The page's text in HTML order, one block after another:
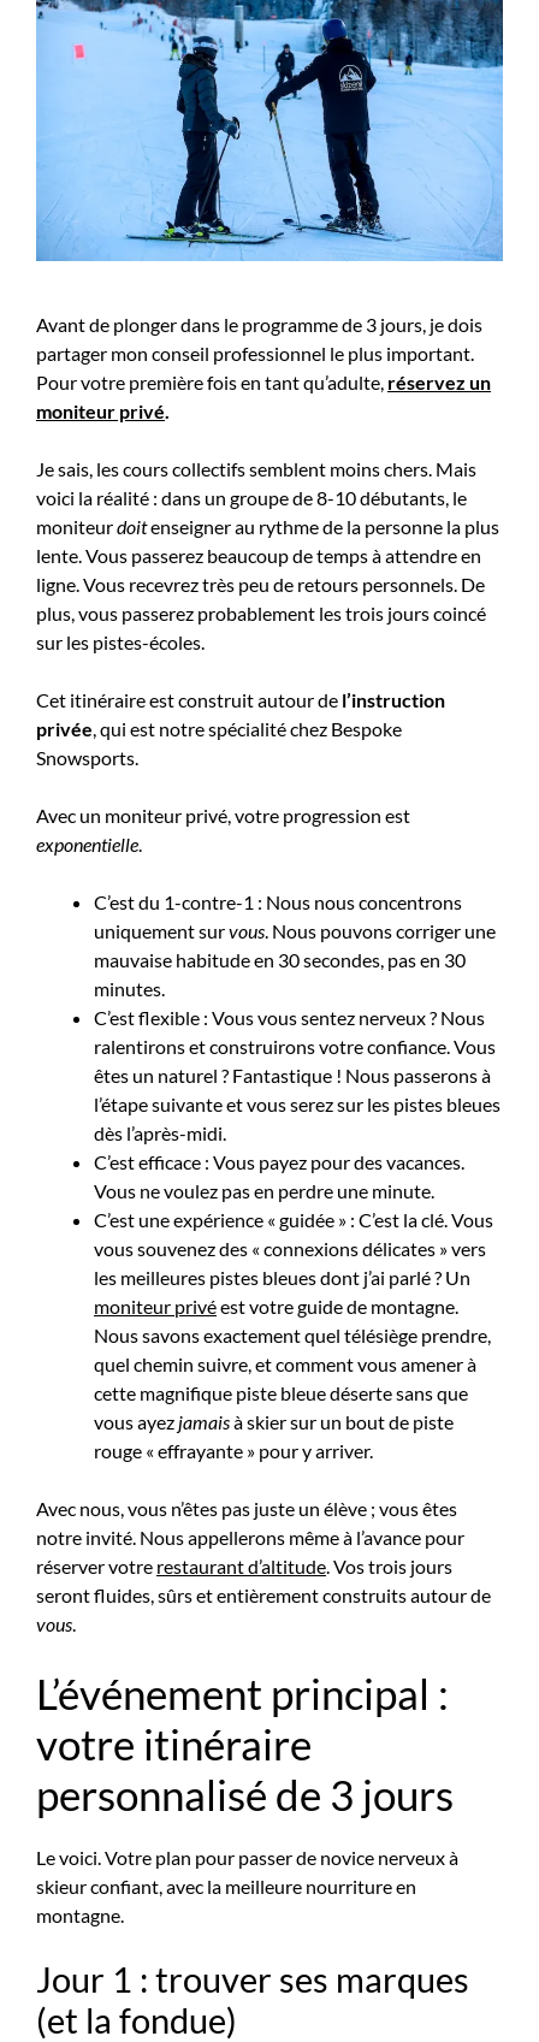
Avant de plonger dans le programme de 3 jours, je dois
partager mon conseil professionnel le plus important.
Pour votre première fois en tant qu’adulte, réservez un
moniteur privé
Je sais, les cours collectifs semblent moins chers. Mais
voici la réalité : dans un groupe de 8-10 débutants, le
moniteurdoitenseigner au rythme de la personne la plus
lente. Vous passerez beaucoup de temps à attendre en
ligne. Vous recevrez très peu de retours personnels. De
plus, vous passerez probablement les trois jours coincé
sur les pistes-écoles.
Cet itinéraire est construit autour de l’instruction
privée , qui est notre spécialité chez Bespoke
Snowsports.
Avec un moniteur privé, votre progression est
exponentielle
C’est du 1-contre-1 : Nous nous concentrons
uniquement survous . Nous pouvons corriger une
mauvaise habitude en 30 secondes, pas en 30
minutes.
C’est flexible : Vous vous sentez nerveux ? Nous
ralentirons et construirons votre confiance. Vous
êtes un naturel ? Fantastique ! Nous passerons à
l’étape suivante et vous serez sur les pistes bleues
dès l’après-midi.
C’est efficace : Vous payez pour des vacances.
Vous ne voulez pas en perdre une minute.
C’est une expérience « guidée » : C’est la clé. Vous
vous souvenez des « connexions délicates » vers
les meilleures pistes bleues dont j’ai parlé ? Un
moniteur privéest votre guide de montagne.
Nous savons exactement quel télésiège prendre,
quel chemin suivre, et comment vous amener à
cette magnifique piste bleue déserte sans que
vous ayez jamaisà skier sur un bout de piste
rouge « effrayante » pour y arriver.
Avec nous, vous n’êtes pas juste un élève ; vous êtes
notre invité. Nous appellerons même à l’avance pour
réserver votre restaurant d’altitude . Vos trois jours
seront fluides, sûrs et entièrement construits autour de
vous
L’événement principal :
votre itinéraire
personnalisé de 3 jours
Le voici. Votre plan pour passer de novice nerveux à
skieur confiant, avec la meilleure nourriture en
montagne.
Jour 1 : trouver ses marques
(et la fondue)